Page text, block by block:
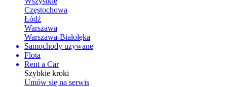
Częstochowa
Łódź
Warszawa
Warszawa-Białołęka
Samochody używane
Flota
Rent a Car
Szybkie kroki
Umów się na serwis